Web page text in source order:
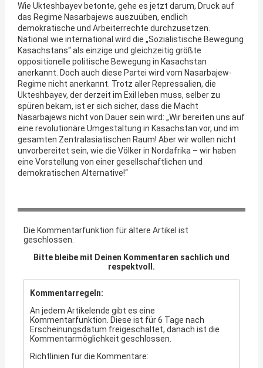
Wie Ukteshbayev betonte, gehe es jetzt darum, Druck auf
das Regime Nasarbajews auszuüben, endlich
demokratische und Arbeiterrechte durchzusetzen.
National wie international wird die „Sozialistische Bewegung
Kasachstans“ als einzige und gleichzeitig größte
oppositionelle politische Bewegung in Kasachstan
anerkannt. Doch auch diese Partei wird vom Nasarbajew-
Regime nicht anerkannt. Trotz aller Repressalien, die
Ukteshbayev, der derzeit im Exil leben muss, selber zu
spüren bekam, ist er sich sicher, dass die Macht
Nasarbajews nicht von Dauer sein wird: „Wir bereiten uns auf
eine revolutionäre Umgestaltung in Kasachstan vor, und im
gesamten Zentralasiatischen Raum! Aber wir wollen nicht
unvorbereitet sein, wie die Völker in Nordafrika – wir haben
eine Vorstellung von einer gesellschaftlichen und
demokratischen Alternative!“
Die Kommentarfunktion für ältere Artikel ist
geschlossen.
Bitte bleibe mit Deinen Kommentaren sachlich und
respektvoll.
Kommentarregeln:
An jedem Artikelende gibt es eine
Kommentarfunktion. Diese ist für 6 Tage nach
Erscheinungsdatum freigeschaltet, danach ist die
Kommentarmöglichkeit geschlossen.
Richtlinien für die Kommentare: